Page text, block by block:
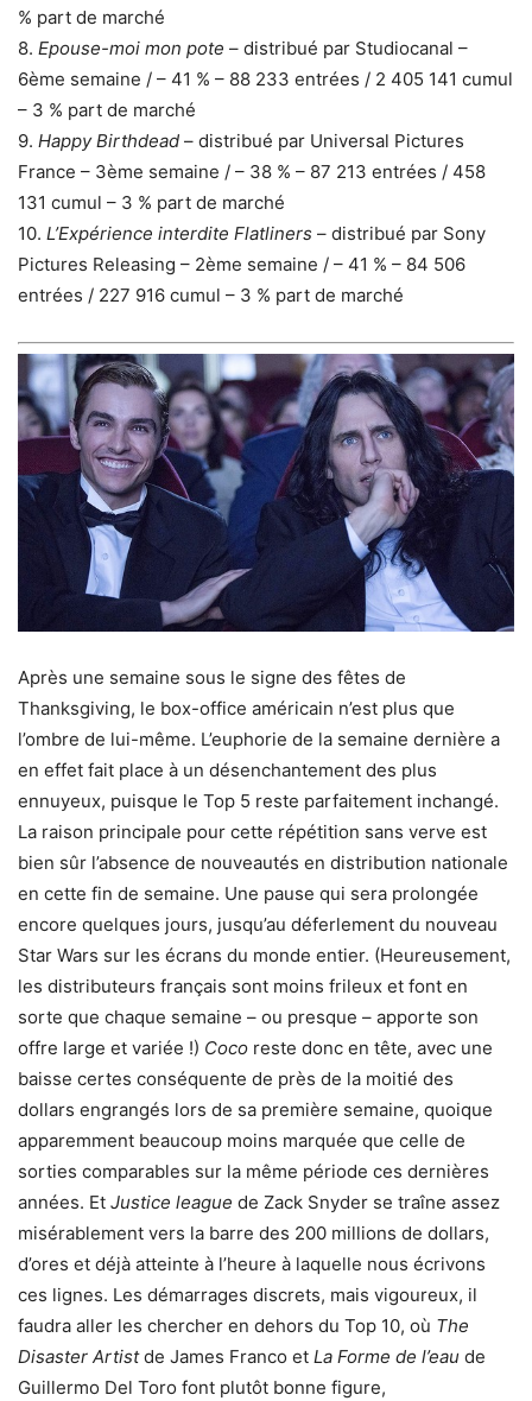
% part de marché
8. Epouse-moi mon pote – distribué par Studiocanal –
6ème semaine / – 41 % – 88 233 entrées / 2 405 141 cumul
– 3 % part de marché
9. Happy Birthdead – distribué par Universal Pictures
France – 3ème semaine / – 38 % – 87 213 entrées / 458
131 cumul – 3 % part de marché
10. L’Expérience interdite Flatliners – distribué par Sony
Pictures Releasing – 2ème semaine / – 41 % – 84 506
entrées / 227 916 cumul – 3 % part de marché
Après une semaine sous le signe des fêtes de
Thanksgiving, le box-office américain n’est plus que
l’ombre de lui-même. L’euphorie de la semaine dernière a
en effet fait place à un désenchantement des plus
ennuyeux, puisque le Top 5 reste parfaitement inchangé.
La raison principale pour cette répétition sans verve est
bien sûr l’absence de nouveautés en distribution nationale
en cette fin de semaine. Une pause qui sera prolongée
encore quelques jours, jusqu’au déferlement du nouveau
Star Wars sur les écrans du monde entier. (Heureusement,
les distributeurs français sont moins frileux et font en
sorte que chaque semaine – ou presque – apporte son
offre large et variée !) Coco reste donc en tête, avec une
baisse certes conséquente de près de la moitié des
dollars engrangés lors de sa première semaine, quoique
apparemment beaucoup moins marquée que celle de
sorties comparables sur la même période ces dernières
années. Et Justice league de Zack Snyder se traîne assez
misérablement vers la barre des 200 millions de dollars,
d’ores et déjà atteinte à l’heure à laquelle nous écrivons
ces lignes. Les démarrages discrets, mais vigoureux, il
faudra aller les chercher en dehors du Top 10, où The
Disaster Artistde James Franco et La Forme de l’eau de
Guillermo Del Toro font plutôt bonne figure,